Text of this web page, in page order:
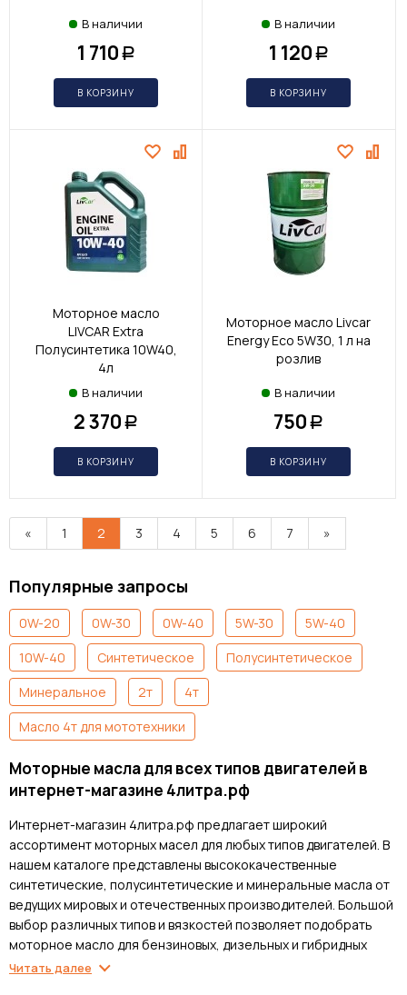
В наличии
1 710 Р
В КОРЗИНУ
В наличии
1 120 Р
В КОРЗИНУ
Моторное масло
LIVCAR Extra
Полусинтетика 10W40,
4л
В наличии
2 370 Р
В КОРЗИНУ
Моторное масло Livcar
Energy Eco 5W30, 1 л на
розлив
В наличии
750 Р
В КОРЗИНУ
« 1 2 3 4 5 6 7 »
Популярные запросы
0W-20 0W-30 0W-40 5W-30
5W-40
10W-40
Синтетическое
Полусинтетическое
Минеральное
2т
4т
Масло 4т для мототехники
Моторные масла для всех типов двигателей в
интернет-магазине 4литра.рф
Интернет-магазин 4литра.рф предлагает широкий
ассортимент моторных масел для любых типов двигателей. В
нашем каталоге представлены высококачественные
синтетические, полусинтетические и минеральные масла от
ведущих мировых и отечественных производителей. Большой
выбор различных типов и вязкостей позволяет подобрать
моторное масло для бензиновых, дизельных и гибридных
двигателей любого автомобиля. Все товары имеют
Читать далее